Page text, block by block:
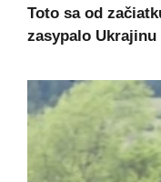
Toto sa od
zasypalo Ukrajinu